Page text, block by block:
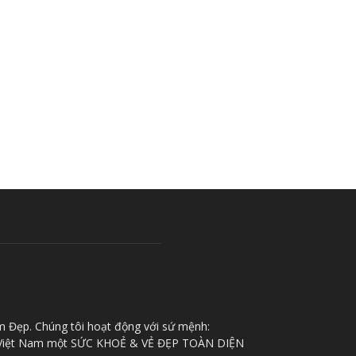
Đẹp. Chúng tôi hoạt động với sứ mệnh:
Nam một SỨC KHOẺ & VẺ ĐẸP TOÀN DIỆN